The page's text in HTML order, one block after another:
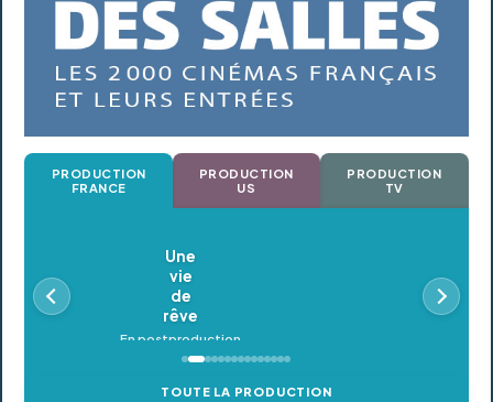
PRODUCTION
FRANCE
PRODUCTION
US
PRODUCTION
TV
Oldeupe
En postproduction
TOUTE LA PRODUCTION